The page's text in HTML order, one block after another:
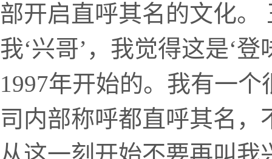
部开启直呼其名的文化。
我‘兴哥’，我觉得这是‘
1997年开始的。我有一
司内部称呼都直呼其名